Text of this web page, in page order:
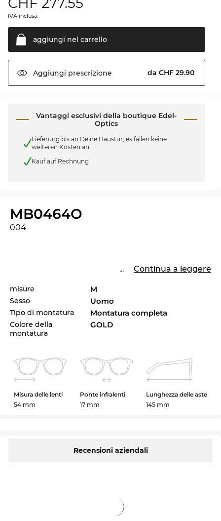
IVA inclusa.
aggiungi nel carrello
Aggiungi prescrizione da CHF 29.90
Vantaggi esclusivi della boutique Edel-
Optics
Lieferung bis an Deine Haustür, es fallen keine
weiteren Kosten an
Kauf auf Rechnung
MB0464O
004
... Continua a leggere
misure M
Sesso Uomo
Tipo di montatura Montatura completa
Colore della
montatura
GOLD
Misura delle lenti
54 mm
Ponte infralenti
17 mm
Lunghezza delle aste
145 mm
Recensioni aziendali